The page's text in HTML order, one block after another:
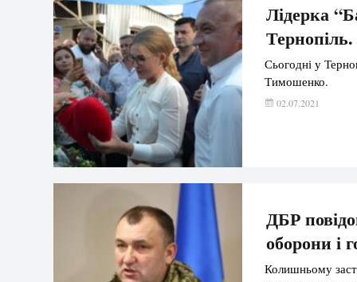
Лідерка
Сьогодні у
Тимошенко.
02.07.2021
ДБР
оборони і
Колишньому